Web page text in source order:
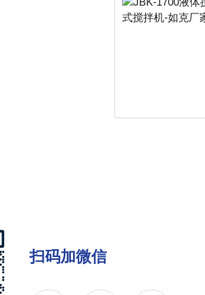
扫码加微信